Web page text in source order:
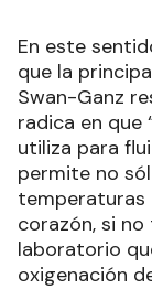
En este
que la
Swan-Ganz
radica en que
utiliza para
permite no
temperaturas
corazón, si
laboratorio
oxigenación